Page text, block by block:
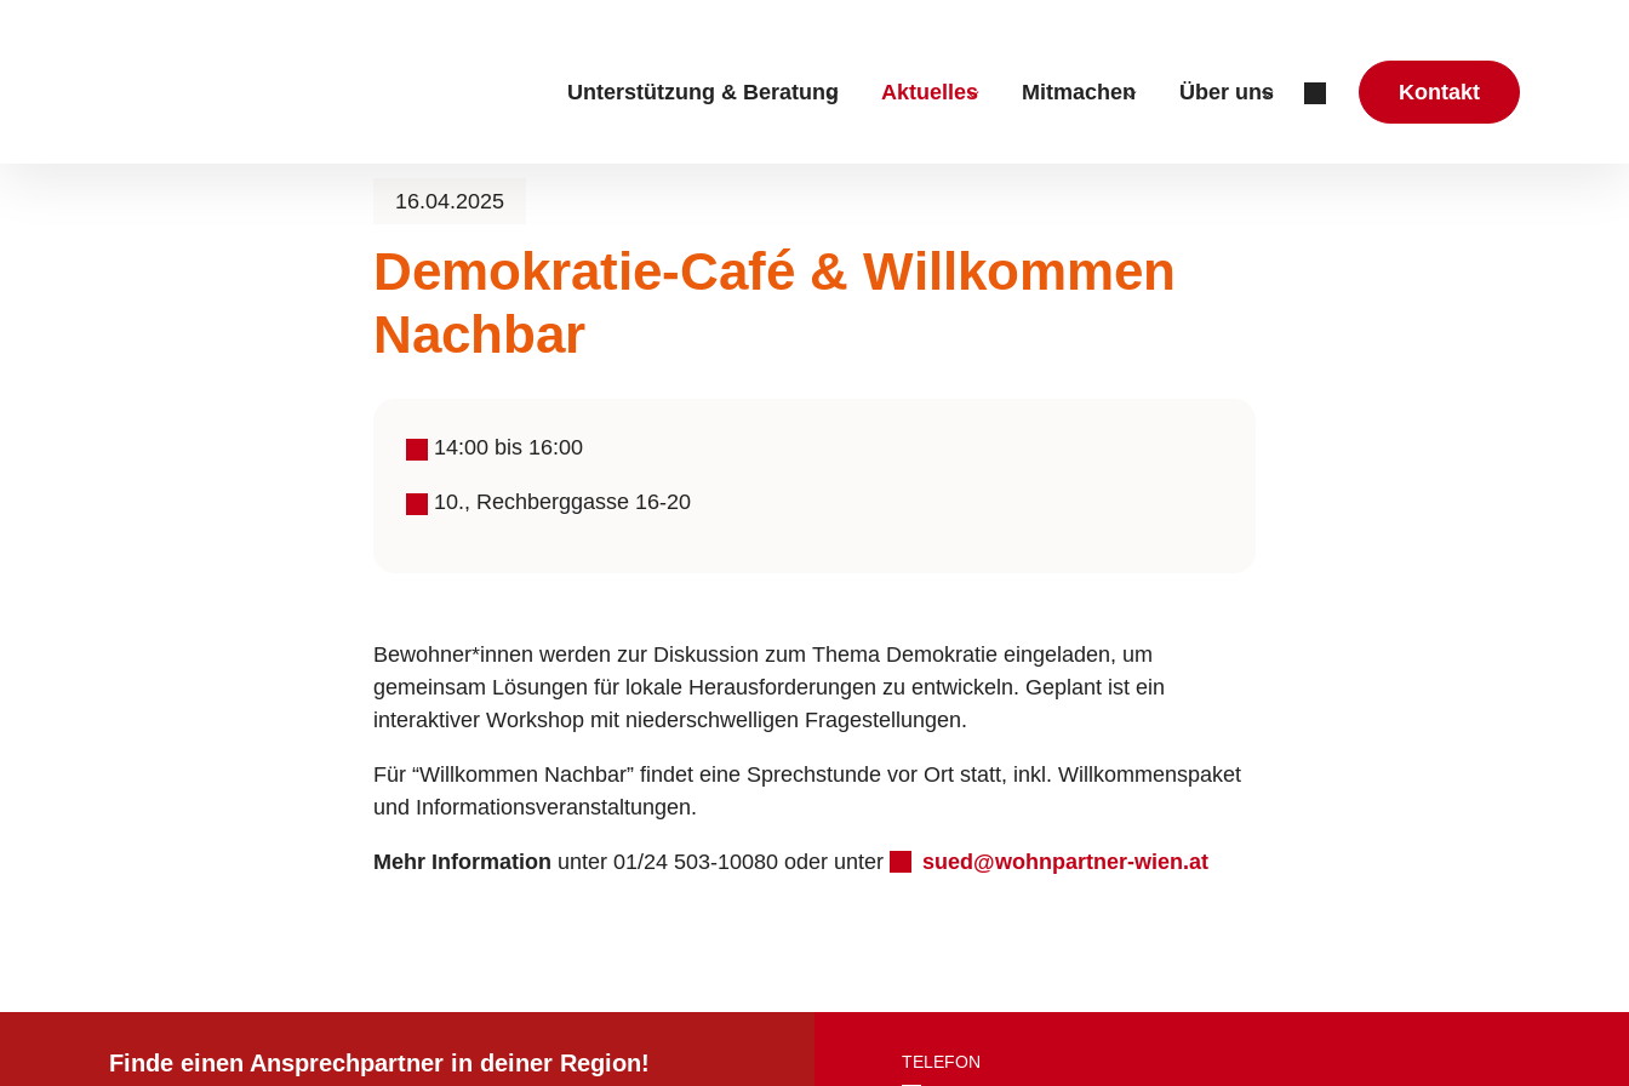
Unterstützung & Beratung
Submenu for "Unterstützung & Beratung"
Aktuelles
Submenu for "Aktuelles"
Mitmachen
Submenu for "Mitmachen"
Über uns
Submenu for "Über uns"
Kontakt
16.04.2025
Demokratie-Café & Willkommen
Nachbar
14:00 bis 16:00
10., Rechberggasse 16-20
Bewohner*innen werden zur Diskussion zum Thema Demokratie eingeladen, um
gemeinsam Lösungen für lokale Herausforderungen zu entwickeln. Geplant ist ein
interaktiver Workshop mit niederschwelligen Fragestellungen.
Für “Willkommen Nachbar” findet eine Sprechstunde vor Ort statt, inkl. Willkommenspaket
und Informationsveranstaltungen.
Mehr Information unter 01/24 503-10080 oder unter sued@wohnpartner-wien.at
Finde einen Ansprechpartner in deiner Region! TELEFON